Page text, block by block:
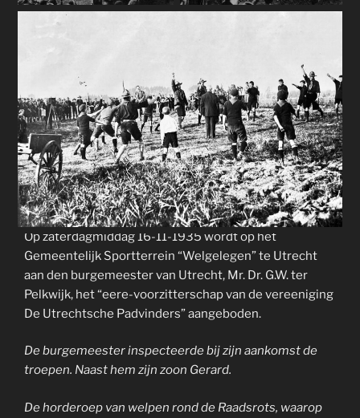
Op zaterdagmiddag 16-11-1935 wordt op het
Gemeentelijk Sportterrein “Welgelegen” te Utrecht
aan den burgemeester van Utrecht, Mr. Dr. G.W. ter
Pelkwijk, het “eere-voorzitterschap van de vereeniging
De Utrechtsche Padvinders” aangeboden.
De burgemeester inspecteerde bij zijn aankomst de
troepen. Naast hem zijn zoon Gerard.
De horderoep van welpen rond de Raadsrots, waarop